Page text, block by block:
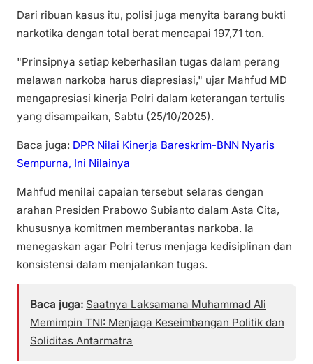
Dari ribuan kasus itu, polisi juga menyita barang bukti
narkotika dengan total berat mencapai 197,71 ton.
"Prinsipnya setiap keberhasilan tugas dalam perang
melawan narkoba harus diapresiasi," ujar Mahfud MD
mengapresiasi kinerja Polri dalam keterangan tertulis
yang disampaikan, Sabtu (25/10/2025).
Baca juga: DPR Nilai Kinerja Bareskrim-BNN Nyaris
Sempurna, Ini Nilainya
Mahfud menilai capaian tersebut selaras dengan
arahan Presiden Prabowo Subianto dalam Asta Cita,
khususnya komitmen memberantas narkoba. Ia
menegaskan agar Polri terus menjaga kedisiplinan dan
konsistensi dalam menjalankan tugas.
Baca juga: Saatnya Laksamana Muhammad Ali
Memimpin TNI: Menjaga Keseimbangan Politik dan
Soliditas Antarmatra